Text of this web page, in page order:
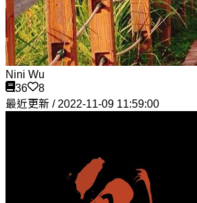
Nini Wu
36
8
最近更新 / 2022-11-09 11:59:00